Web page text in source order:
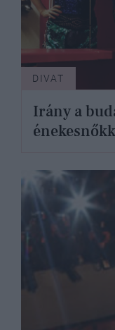
DIVAT
Irány a